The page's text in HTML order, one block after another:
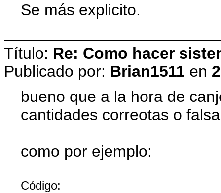
Se más explicito.
Título: Re: Como hacer
Publicado por: Brian1511 en
bueno que a la hora de
cantidades correotas o
como por ejemplo:
Código: